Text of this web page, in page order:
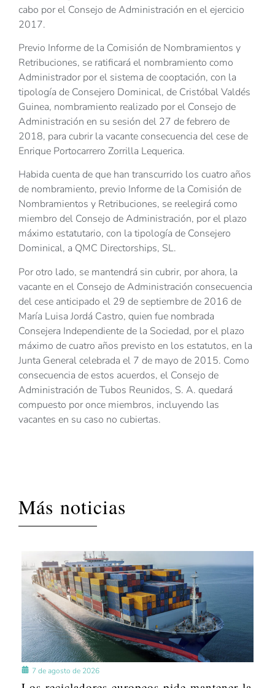
cabo por el Consejo de Administración en el ejercicio
2017.
Previo Informe de la Comisión de Nombramientos y
Retribuciones, se ratificará el nombramiento como
Administrador por el sistema de cooptación, con la
tipología de Consejero Dominical, de Cristóbal Valdés
Guinea, nombramiento realizado por el Consejo de
Administración en su sesión del 27 de febrero de
2018, para cubrir la vacante consecuencia del cese de
Enrique Portocarrero Zorrilla Lequerica.
Habida cuenta de que han transcurrido los cuatro años
de nombramiento, previo Informe de la Comisión de
Nombramientos y Retribuciones, se reelegirá como
miembro del Consejo de Administración, por el plazo
máximo estatutario, con la tipología de Consejero
Dominical, a QMC Directorships, SL.
Por otro lado, se mantendrá sin cubrir, por ahora, la
vacante en el Consejo de Administración consecuencia
del cese anticipado el 29 de septiembre de 2016 de
María Luisa Jordá Castro, quien fue nombrada
Consejera Independiente de la Sociedad, por el plazo
máximo de cuatro años previsto en los estatutos, en la
Junta General celebrada el 7 de mayo de 2015. Como
consecuencia de estos acuerdos, el Consejo de
Administración de Tubos Reunidos, S. A. quedará
compuesto por once miembros, incluyendo las
vacantes en su caso no cubiertas.
Más noticias
7 de agosto de 2026